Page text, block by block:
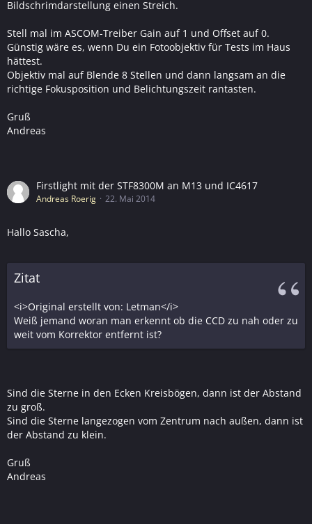
Bildschrimdarstellung einen Streich.
Stell mal im ASCOM-Treiber Gain auf 1 und Offset auf 0.
Günstig wäre es, wenn Du ein Fotoobjektiv für Tests im Haus
hättest.
Objektiv mal auf Blende 8 Stellen und dann langsam an die
richtige Fokusposition und Belichtungszeit rantasten.
Gruß
Andreas
Firstlight mit der STF8300M an M13 und IC4617
Andreas Roerig 22. Mai 2014
Hallo Sascha,
Zitat
<i>Original erstellt von: Letman</i>
Weiß jemand woran man erkennt ob die CCD zu nah oder zu
weit vom Korrektor entfernt ist?
Sind die Sterne in den Ecken Kreisbögen, dann ist der Abstand
zu groß.
Sind die Sterne langezogen vom Zentrum nach außen, dann ist
der Abstand zu klein.
Gruß
Andreas